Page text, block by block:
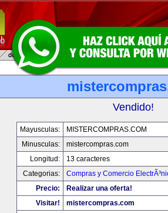
Vendido!
Mayusculas:
MISTERCOMPRAS.COM
Minusculas:
mistercompras.com
Longitud:
13 caracteres
Categorias:
Compras y Comercio
Precio:
Realizar una oferta!
Visitar!
mistercompras.com